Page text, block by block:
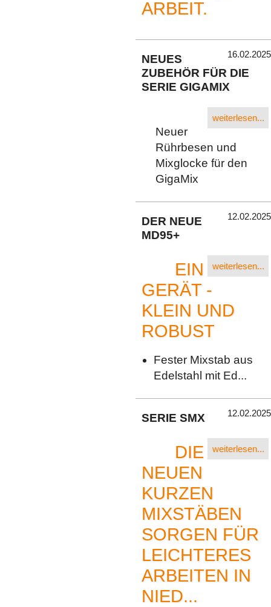
ARBEIT.
16.02.2025
NEUES
ZUBEHÖR FÜR DIE
SERIE GIGAMIX
weiterlesen...
Neuer
Rührbesen und
Mixglocke für den
GigaMix
12.02.2025
DER NEUE
MD95+
weiterlesen...
EIN
GERÄT -
KLEIN UND
ROBUST
Fester Mixstab aus
Edelstahl mit Ed...
12.02.2025
SERIE SMX
weiterlesen...
DIE
NEUEN
KURZEN
MIXSTÄBEN
SORGEN FÜR
LEICHTERES
ARBEITEN IN
NIED...